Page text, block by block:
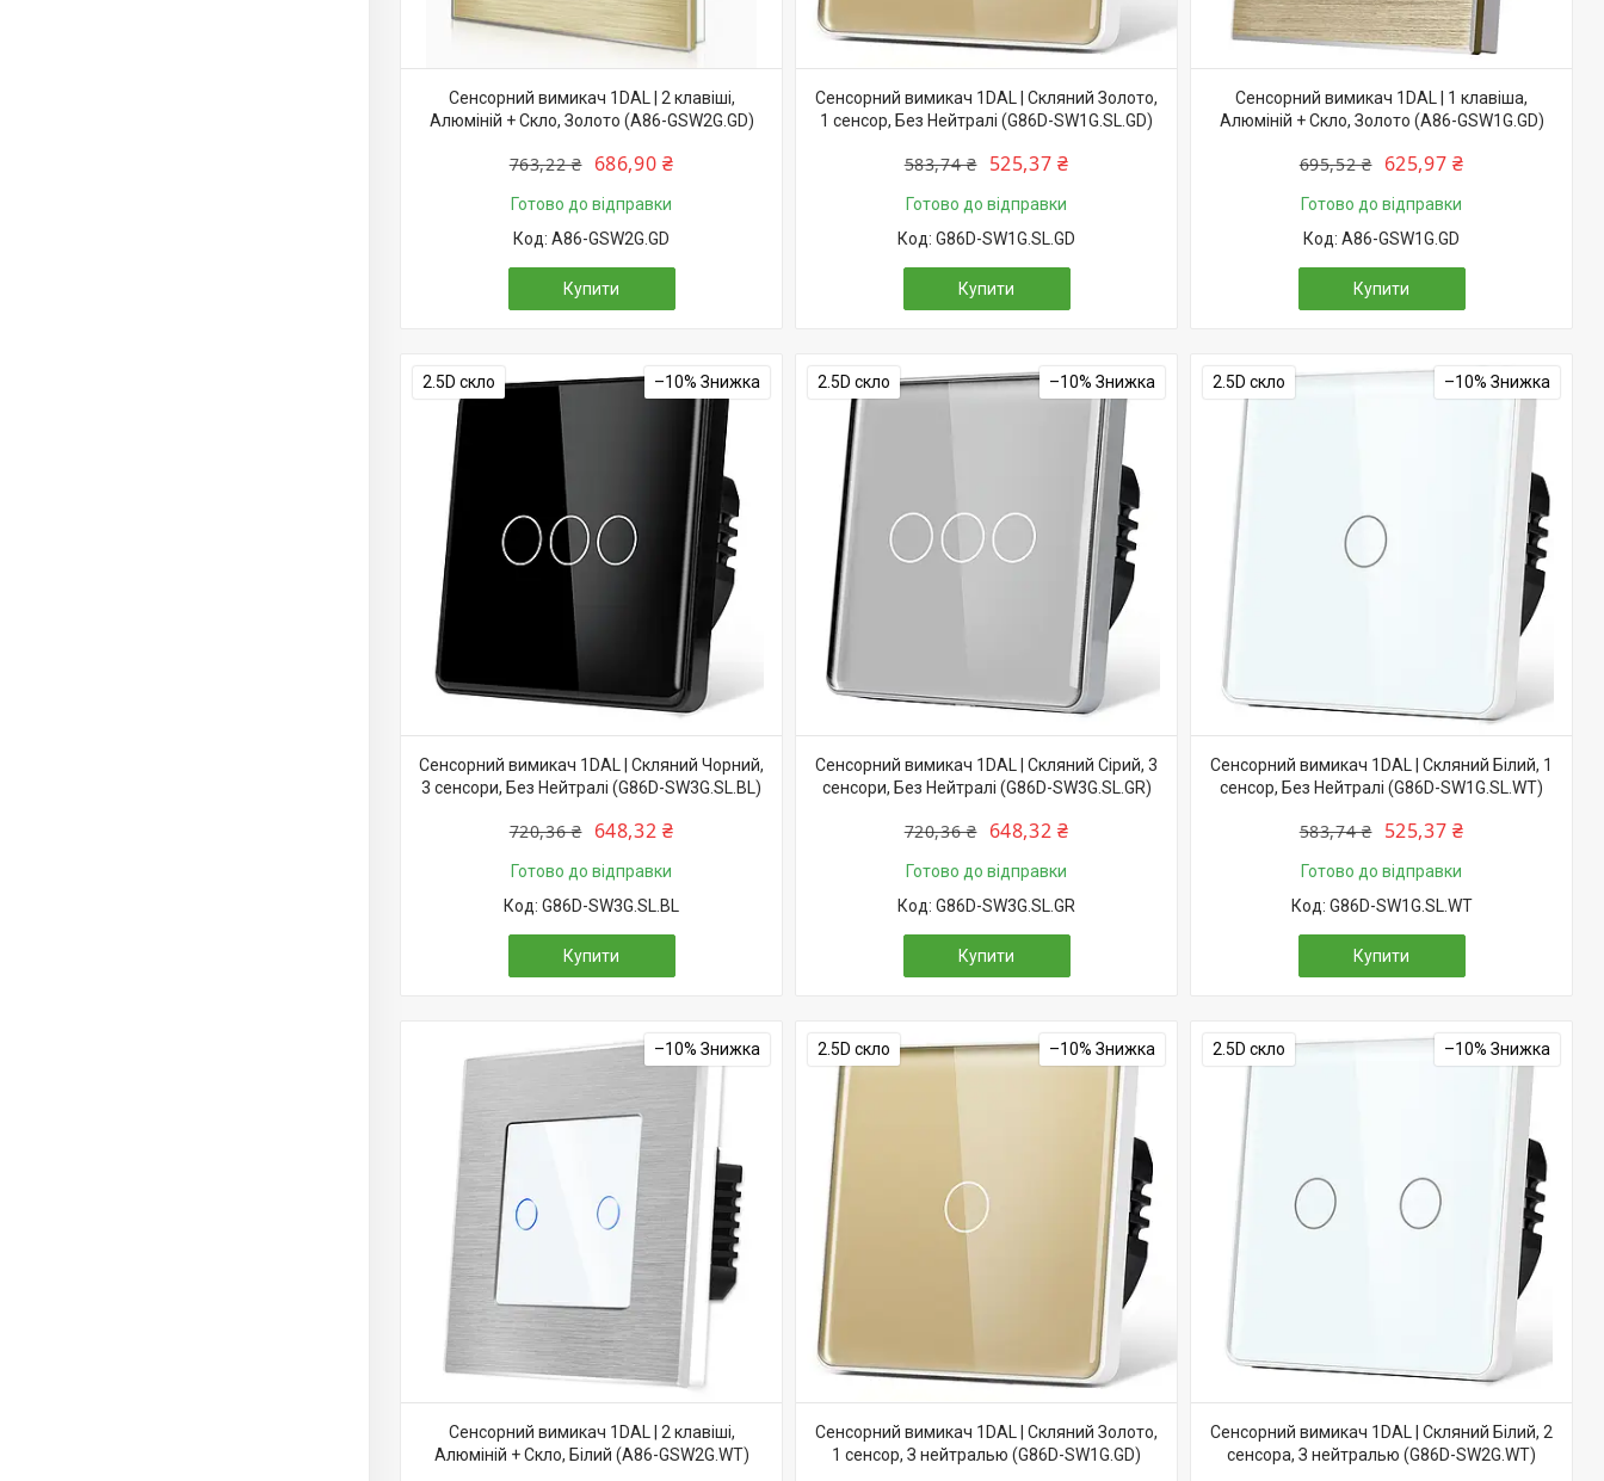
Сенсорний вимикач 1DAL | 2 клавіші,
Алюміній + Скло, Золото (A86-GSW2G.GD)
763,22 ₴ 686,90 ₴
Готово до відправки
A86-GSW2G.GD
Купити
Сенсорний вимикач 1DAL | Скляний Золото,
1 сенсор, Без Нейтралі (G86D-SW1G.SL.GD)
583,74 ₴ 525,37 ₴
Готово до відправки
G86D-SW1G.SL.GD
Купити
Сенсорний вимикач 1DAL | 1 клавіша,
Алюміній + Скло, Золото (A86-GSW1G.GD)
695,52 ₴ 625,97 ₴
Готово до відправки
A86-GSW1G.GD
Купити
2.5D скло –10%
Сенсорний вимикач 1DAL | Скляний Чорний,
3 сенсори, Без Нейтралі (G86D-SW3G.SL.BL)
720,36 ₴ 648,32 ₴
Готово до відправки
G86D-SW3G.SL.BL
Купити
2.5D скло –10%
Сенсорний вимикач 1DAL | Скляний Сірий, 3
сенсори, Без Нейтралі (G86D-SW3G.SL.GR)
720,36 ₴ 648,32 ₴
Готово до відправки
G86D-SW3G.SL.GR
Купити
2.5D скло –10%
Сенсорний вимикач 1DAL | Скляний Білий, 1
сенсор, Без Нейтралі (G86D-SW1G.SL.WT)
583,74 ₴ 525,37 ₴
Готово до відправки
G86D-SW1G.SL.WT
Купити
–10%
Сенсорний вимикач 1DAL | 2 клавіші,
Алюміній + Скло, Білий (A86-GSW2G.WT)
2.5D скло –10%
Сенсорний вимикач 1DAL | Скляний Золото,
1 сенсор, З нейтралью (G86D-SW1G.GD)
2.5D скло –10%
Сенсорний вимикач 1DAL | Скляний Білий, 2
сенсора, З нейтралью (G86D-SW2G.WT)